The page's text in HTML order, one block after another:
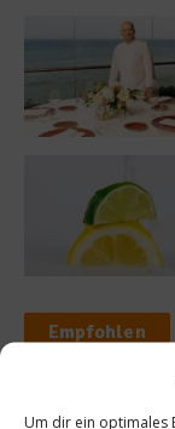
Um dir ein optimales
Empfohlen